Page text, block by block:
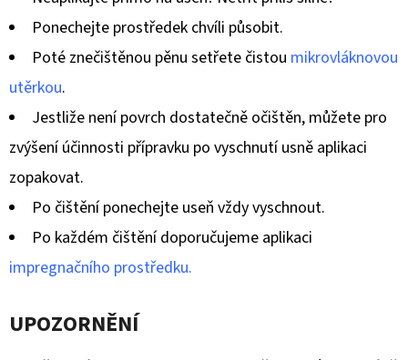
Ponechejte prostředek chvíli působit.
Poté znečištěnou pěnu setřete čistou mikrovláknovou
utěrkou.
Jestliže není povrch dostatečně očištěn, můžete pro
zvýšení účinnosti přípravku po vyschnutí usně aplikaci
zopakovat.
Po čištění ponechejte useň vždy vyschnout.
Po každém čištění doporučujeme aplikaci
impregnačního prostředku.
UPOZORNĚNÍ